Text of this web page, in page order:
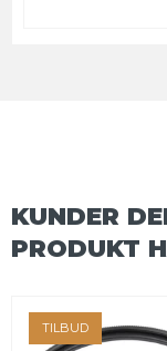
KUNDER
PRODUKT
TILBUD